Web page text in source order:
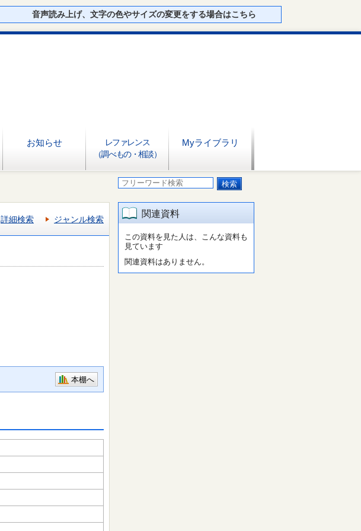
音声読み上げ、文字の色やサイズの変更をする場合はこちら
お知らせ
レファレンス
（調べもの・相談）
Myライブラリ
詳細検索 ジャンル検索
本棚へ
関連資料
この資料を見た人は、こんな資料も
見ています
関連資料はありません。